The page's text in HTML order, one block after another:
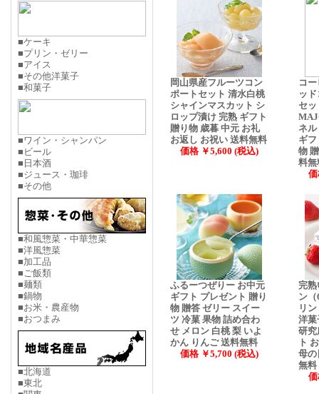
■ケーキ
■プリン・ゼリー
■アイス
■その他洋菓子
■和菓子
■ワイン・シャンパン
■ビール
■日本酒
■ジュース・珈琲
■その他
■和風惣菜・中華惣菜
■洋風惣菜
■加工品
■ご飯類
■麺類
■鍋物
■お米・農産物
■おつまみ
■北海道
■東北
岡山県産フルーツコン
ポートセット 清水白桃
シャインマスカット シ
ロップ漬け 完熟 ギフト
贈り物 歳暮 中元 お礼
お返し お祝い 送料無料
価格 ￥5,600 (税込)
コ
ッ
セ
ネル
ギ
物
料無
価
ふるーつぜりー お中元
ギフト プレゼント 贈り
物 贈答 ゼリー スイー
ツ 冷菓 果物 詰め合わ
せ メロン 白桃 梨 いよ
かん りんご 送料無料
価格 ￥5,700 (税込)
完
ン
リ
洋菓
研究
ト
母の
無料
価